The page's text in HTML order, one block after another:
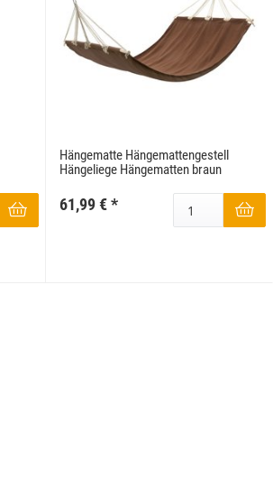
Hängematte Hängemattengestell
Hängeliege Hängematten braun
61,99 €*